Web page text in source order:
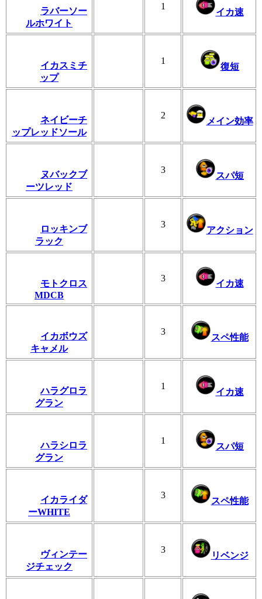
ラバーソー
ルホワイト
1
イカ速
イカスミチ
ップ
1
復短
ネイビーチ
ップレッドソール
2
メイン効率
ヌバックブ
ーツレッド
3
スパ短
ロッキンブ
ラック
3
アクション
モトクロス
MDCB
3
イカ速
イカボウズ
キャメル
3
スペ性能
ハラグロラ
グラン
1
イカ速
ハラシロラ
グラン
1
スパ短
イカライダ
ーWHITE
3
スペ性能
ヴィンテー
ジチェック
3
リベンジ